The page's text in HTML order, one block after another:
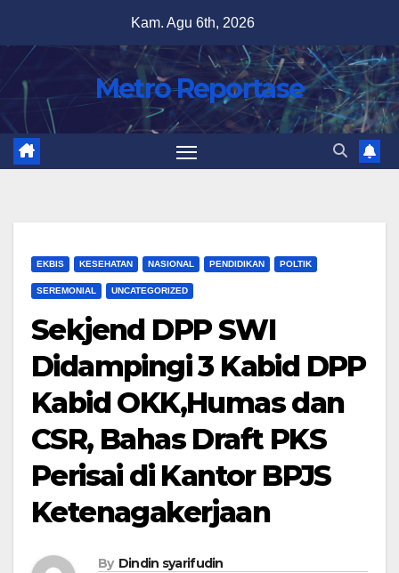
content
Kam. Agu 6th, 2026
Metro Reportase
EKBIS KESEHATAN NASIONAL PENDIDIKAN POLTIK
SEREMONIAL UNCATEGORIZED
Sekjend DPP SWI
Didampingi 3 Kabid DPP
Kabid OKK,Humas dan
CSR, Bahas Draft PKS
Perisai di Kantor BPJS
Ketenagakerjaan
By Dindin syarifudin